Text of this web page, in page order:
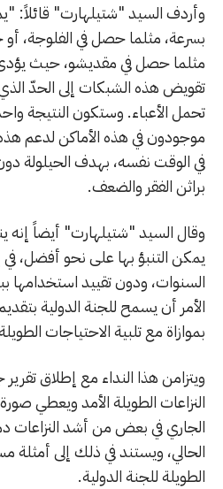
وأردف السيد "شتيلهارت" قائلاً:
بسرعة، مثلما حصل في الفلوجة، أو
مثلما حصل في مقديشو، حيث يؤدى
تقويض هذه الشبكات إلى الحدّ
تحمل الأعباء. وستكون النتيجة
موجودون في هذه الأماكن لدعم
في الوقت نفسه، بهدف الحيلولة
براثن الفقر والضعف.
وقال السيد "شتيلهارت" أيضاً إنه
يمكن التنبؤ بها على نحو أفضل،
السنوات، ودون تقييد
الأمر أن يسمح للجنة الدولية
بموازاة مع تلبية الاحتياجات
ويتزامن هذا النداء مع إطلاق تقرير
النزاعات الطويلة الأمد ويعطي
الجاري في بعض من أشد النزاعات
الحالي، ويستند في ذلك إلى أمثلة
الطويلة للجنة الدولية.